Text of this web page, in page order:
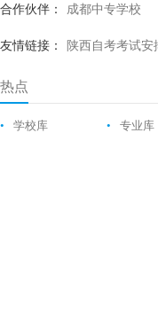
合作伙伴： 成都中专学校
友情链接： 陕西自考考试安
热点
• 学校库 • 专业库